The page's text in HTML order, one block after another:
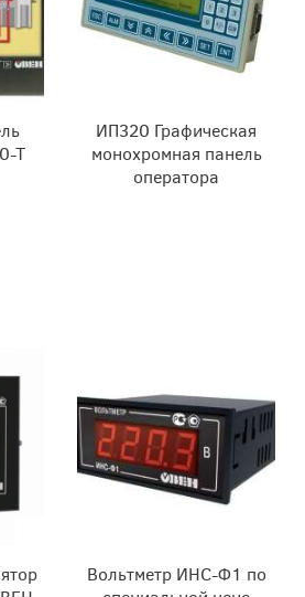
Т
ИП320 Графическая
монохромная панель
оператора
Вольтметр ИНС-Ф1 по